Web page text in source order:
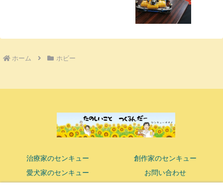
ホーム ホビー
治療家のセンキュー
創作家のセンキュー
愛犬家のセンキュー
お問い合わせ